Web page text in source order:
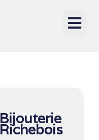
Bijouterie
Richebois